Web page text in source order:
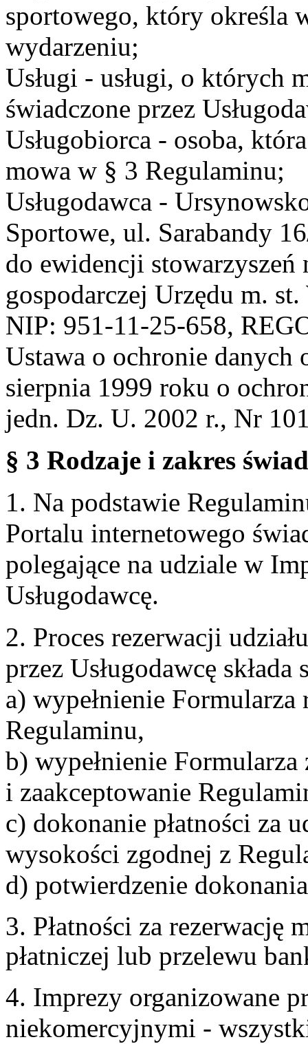
sportowego, który określa
wydarzeniu;
Usługi - usługi, o których
świadczone przez
Usługobiorca - osoba,
mowa w § 3 Regulaminu;
Usługodawca -
Sportowe, ul. Sarabandy
do ewidencji stowarzyszeń
gospodarczej Urzędu m.
NIP: 951-11-25-658,
Ustawa o ochronie danych
sierpnia 1999 roku o
jedn. Dz. U. 2002 r., Nr
§ 3 Rodzaje i zakres
1. Na podstawie
Portalu internetowego
polegające na udziale w
Usługodawcę.
2. Proces rezerwacji
przez Usługodawcę
a) wypełnienie
Regulaminu,
b) wypełnienie Formularza
i zaakceptowanie
c) dokonanie płatności za
wysokości zgodnej z
d) potwierdzenie
3. Płatności za rezerwację
płatniczej lub przelewu
4. Imprezy organizowane
niekomercyjnymi -